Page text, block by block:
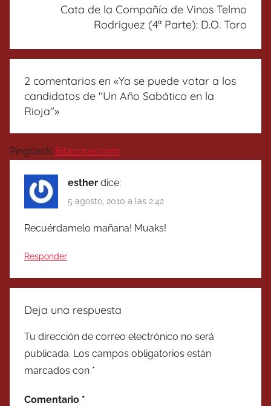
Cata de la Compañía de Vinos Telmo
Rodriguez (4ª Parte): D.O. Toro
2 comentarios en «Ya se puede votar a los
candidatos de "Un Año Sabático en la
Rioja"»
Pingback: Bitacoras.com
esther dice:
5 agosto, 2010 a las 2:42
Recuérdamelo mañana! Muaks!
Responder
Deja una respuesta
Tu dirección de correo electrónico no será
publicada. Los campos obligatorios están
marcados con *
Comentario *